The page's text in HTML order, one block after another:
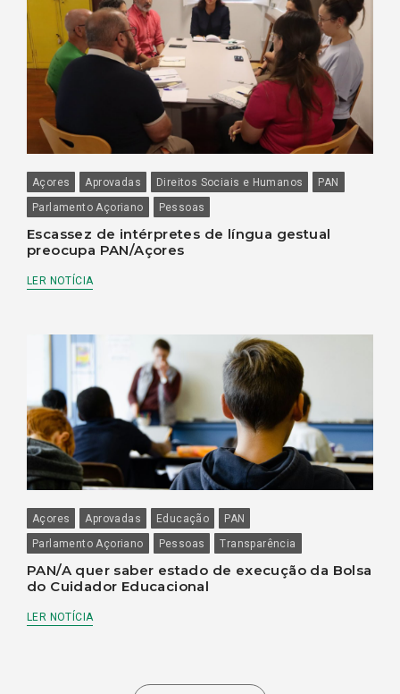
Açores Aprovadas Direitos Sociais e Humanos
PAN
Parlamento Açoriano
Pessoas
Escassez de intérpretes de língua gestual
preocupa PAN/Açores
LER NOTÍCIA
Açores Aprovadas Educação
PAN
Parlamento Açoriano
Pessoas Transparência
PAN/A quer saber estado de execução da Bolsa
do Cuidador Educacional
LER NOTÍCIA